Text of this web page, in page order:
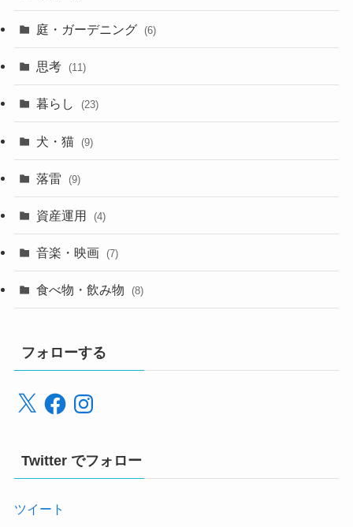
庭・ガーデニング (6)
思考 (11)
暮らし (23)
犬・猫 (9)
落雷 (9)
資産運用 (4)
音楽・映画 (7)
食べ物・飲み物 (8)
フォローする
X FacebookInstagram
Twitter でフォロー
ツイート